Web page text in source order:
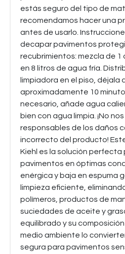
estás seguro del tipo de
recomendamos hacer una
antes de usarlo.
decapar pavimentos
recubrimientos: mezcla de 1
en 8 litros de agua fría.
limpiadora en el piso, déjala
aproximadamente 10
necesario, añade agua
bien con agua limpia. ¡No
responsables de los daños
incorrecto del producto!
Kiehl es la solución
pavimentos en óptimas
enérgica y baja en espuma
limpieza eficiente,
polímeros, productos de
suciedades de aceite y
equilibrado y su
medio ambiente lo
segura para pavimentos